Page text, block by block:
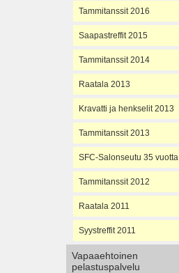
Tammitanssit 2016
Saapastreffit 2015
Tammitanssit 2014
Raatala 2013
Kravatti ja henkselit 2013
Tammitanssit 2013
SFC-Salonseutu 35 vuotta
Tammitanssit 2012
Raatala 2011
Syystreffit 2011
Vapaaehtoinen
pelastuspalvelu